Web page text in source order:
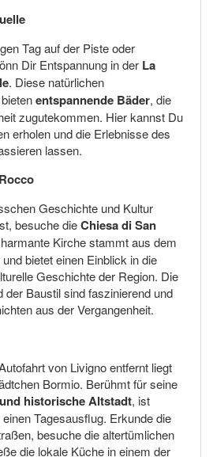
Tag auf der Piste oder
Dir Entspannung in der La
. Diese natürlichen
entspannende Bäder, die
zugutekommen. Hier kannst Du
erholen und die Erlebnisse des
lassen.
Geschichte und Kultur
besuche dieChiesa di San
Kirche stammt aus dem
bietet einen Einblick in die
Geschichte der Region. Die
der Baustil sind faszinierend und
aus der Vergangenheit.
von Livigno entfernt liegt
Bormio. Berühmt für seine
historische Altstadt, ist
Tagesausflug. Erkunde die
besuche die altertümlichen
die lokale Küche in einem der